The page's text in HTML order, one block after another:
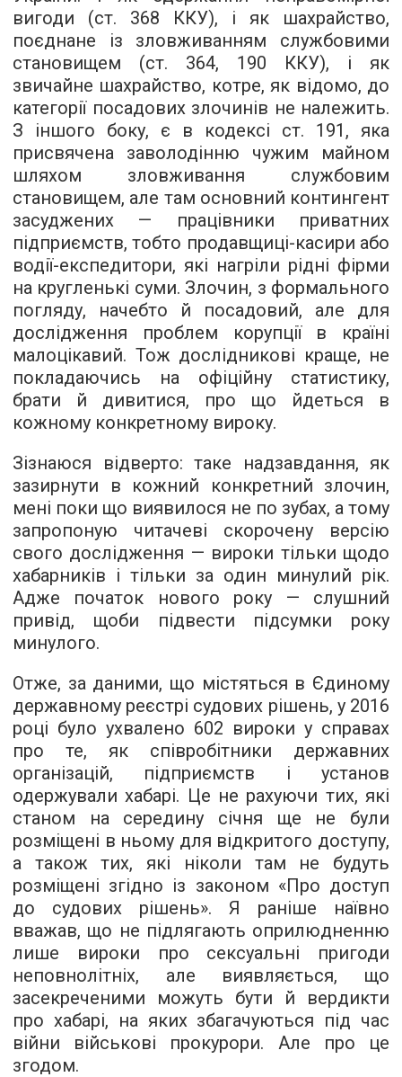
вигоди (ст. 368 ККУ), і як шахрайство,
поєднане із зловживанням службовими
становищем (ст. 364, 190 ККУ), і як
звичайне шахрайство, котре, як відомо, до
категорії посадових злочинів не належить.
З іншого боку, є в кодексі ст. 191, яка
присвячена заволодінню чужим майном
шляхом зловживання службовим
становищем, але там основний контингент
засуджених — працівники приватних
підприємств, тобто продавщиці-касири або
водії-експедитори, які нагріли рідні фірми
на кругленькі суми. Злочин, з формального
погляду, начебто й посадовий, але для
дослідження проблем корупції в країні
малоцікавий. Тож дослідникові краще, не
покладаючись на офіційну статистику,
брати й дивитися, про що йдеться в
кожному конкретному вироку.
Зізнаюся відверто: таке надзавдання, як
зазирнути в кожний конкретний злочин,
мені поки що виявилося не по зубах, а тому
запропоную читачеві скорочену версію
свого дослідження — вироки тільки щодо
хабарників і тільки за один минулий рік.
Адже початок нового року — слушний
привід, щоби підвести підсумки року
минулого.
Отже, за даними, що містяться в Єдиному
державному реєстрі судових рішень, у 2016
році було ухвалено 602 вироки у справах
про те, як співробітники державних
організацій, підприємств і установ
одержували хабарі. Це не рахуючи тих, які
станом на середину січня ще не були
розміщені в ньому для відкритого доступу,
а також тих, які ніколи там не будуть
розміщені згідно із законом «Про доступ
до судових рішень». Я раніше наївно
вважав, що не підлягають оприлюдненню
лише вироки про сексуальні пригоди
неповнолітніх, але виявляється, що
засекреченими можуть бути й вердикти
про хабарі, на яких збагачуються під час
війни військові прокурори. Але про це
згодом.